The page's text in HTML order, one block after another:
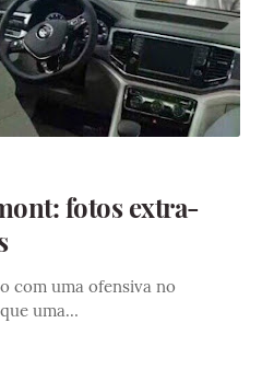
fotos extra-
com uma ofensiva no
uma…